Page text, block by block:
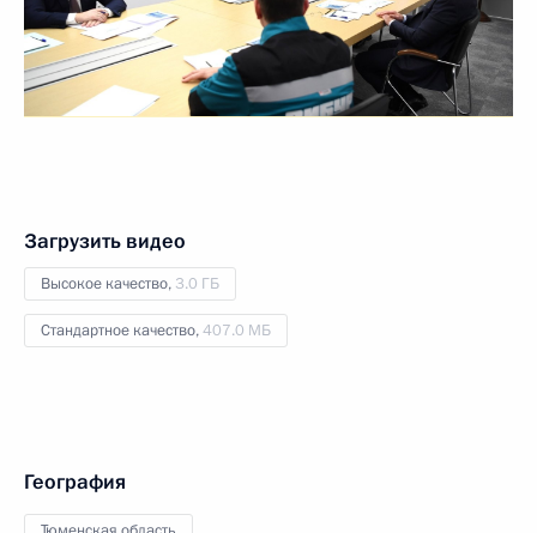
Загрузить видео
Высокое качество, 3.0 ГБ
Стандартное качество,407.0 МБ
География